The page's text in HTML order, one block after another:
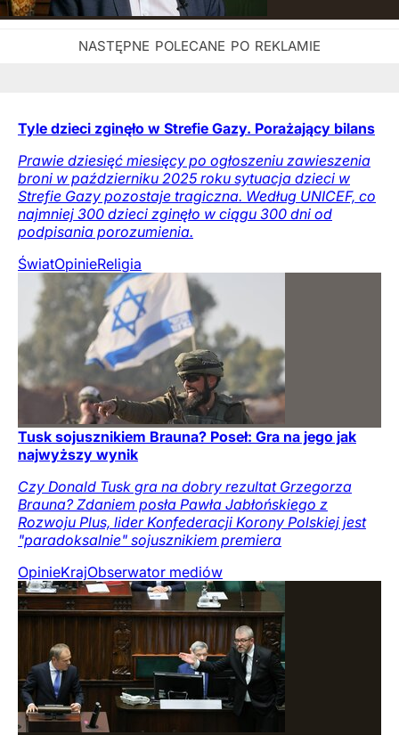
Tyle dzieci zginęło w Strefie Gazy. Porażający bilans
Prawie dziesięć miesięcy po ogłoszeniu zawieszenia
broni w październiku 2025 roku sytuacja dzieci w
Strefie Gazy pozostaje tragiczna. Według UNICEF, co
najmniej 300 dzieci zginęło w ciągu 300 dni od
podpisania porozumienia.
ŚwiatOpinieReligia
Tusk sojusznikiem Brauna? Poseł: Gra na jego jak
najwyższy wynik
Czy Donald Tusk gra na dobry rezultat Grzegorza
Brauna? Zdaniem posła Pawła Jabłońskiego z
Rozwoju Plus, lider Konfederacji Korony Polskiej jest
"paradoksalnie" sojusznikiem premiera
OpinieKrajObserwator mediów